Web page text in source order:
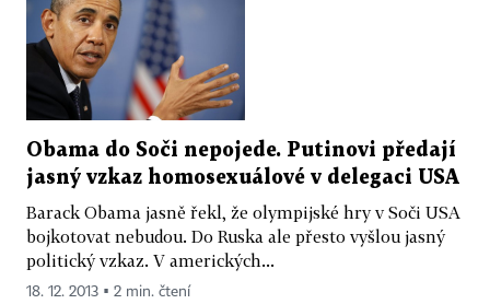
Obama do Soči nepojede. Putinovi předají
jasný vzkaz homosexuálové v delegaci USA
Barack Obama jasně řekl, že olympijské hry v Soči USA
bojkotovat nebudou. Do Ruska ale přesto vyšlou jasný
politický vzkaz. V amerických...
18. 12. 2013 ▪ 2 min. čtení